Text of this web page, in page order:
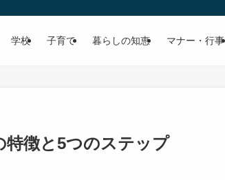
学校 子育て 暮らしの知恵 マナー・行事
特徴と5つのステップ